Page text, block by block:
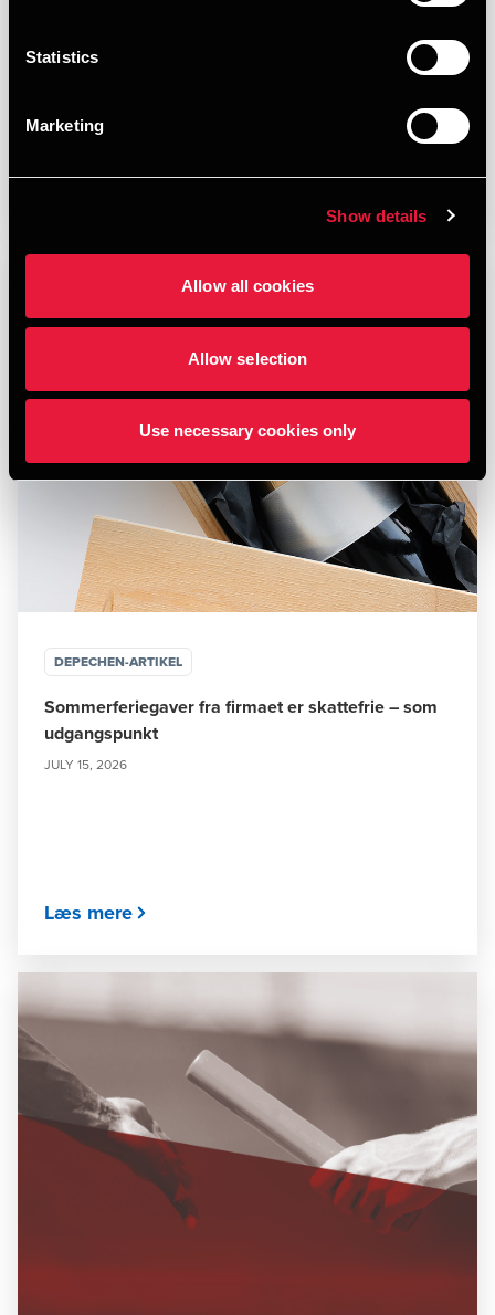
Statistics
Marketing
Show details
Allow all cookies
Allow selection
Use necessary cookies only
Læs mere
DEPECHEN-ARTIKEL
Sommerferiegaver fra firmaet er skattefrie – som
udgangspunkt
JULY 15, 2026
Læs mere